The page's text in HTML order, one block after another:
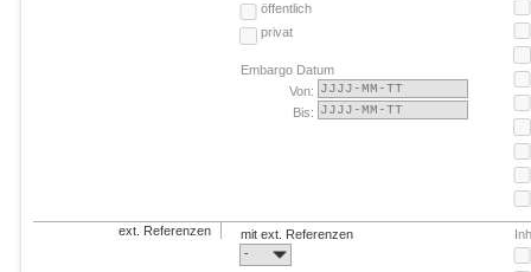
öffentlich
privat
Embargo Datum
Von:
Bis:
ext. Referenzen
mit ext. Referenzen
-